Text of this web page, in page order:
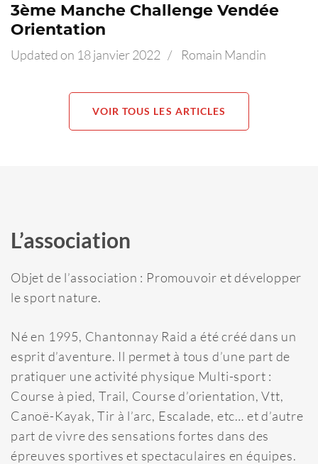
3ème Manche Challenge Vendée
Orientation
Updated on 18 janvier 2022 / Romain Mandin
VOIR TOUS LES ARTICLES
L’association
Objet de l’association : Promouvoir et développer
le sport nature.
Né en 1995, Chantonnay Raid a été créé dans un
esprit d’aventure. Il permet à tous d’une part de
pratiquer une activité physique Multi-sport :
Course à pied, Trail, Course d’orientation, Vtt,
Canoë-Kayak, Tir à l’arc, Escalade, etc… et d’autre
part de vivre des sensations fortes dans des
épreuves sportives et spectaculaires en équipes.